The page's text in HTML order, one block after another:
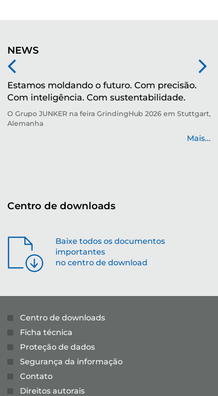
NEWS
Estamos moldando o futuro. Com precisão.
Com inteligência. Com sustentabilidade.
O Grupo JUNKER na feira GrindingHub 2026 em Stuttgart,
Alemanha
Mais...
Centro de downloads
Baixe todos os documentos
importantes
no centro de download
Centro de downloads
Ficha técnica
Proteção de dados
Segurança da informação
Contato
Direitos autorais